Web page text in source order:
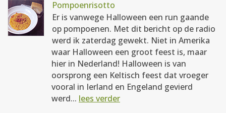
Pompoenrisotto
Er is vanwege Halloween een run gaande
op pompoenen. Met dit bericht op de radio
werd ik zaterdag gewekt. Niet in Amerika
waar Halloween een groot feest is, maar
hier in Nederland! Halloween is van
oorsprong een Keltisch feest dat vroeger
vooral in Ierland en Engeland gevierd
werd... lees verder